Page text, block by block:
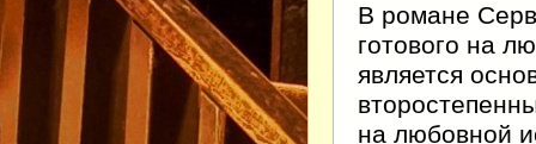
В романе
готового на
является
на любовной